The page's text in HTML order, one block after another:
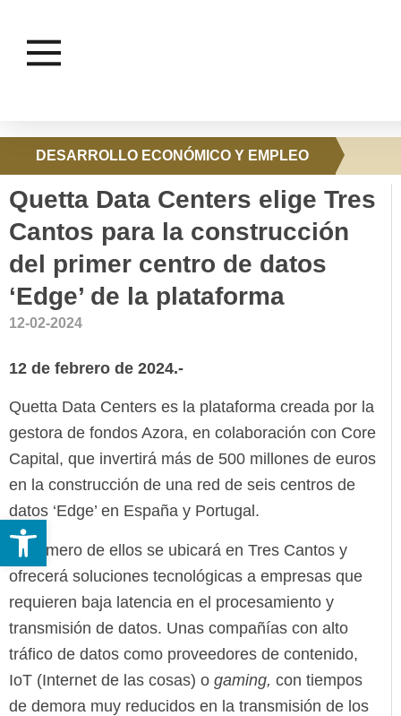
DESARROLLO ECONÓMICO Y EMPLEO
Quetta Data Centers elige Tres
Cantos para la construcción
del primer centro de datos
‘Edge’ de la plataforma
12-02-2024
12 de febrero de 2024.-
Quetta Data Centers es la plataforma creada por la
gestora de fondos Azora, en colaboración con Core
Capital, que invertirá más de 500 millones de euros
en la construcción de una red de seis centros de
datos ‘Edge’ en España y Portugal.
El primero de ellos se ubicará en Tres Cantos y
ofrecerá soluciones tecnológicas a empresas que
requieren baja latencia en el procesamiento y
transmisión de datos. Unas compañías con alto
tráfico de datos como proveedores de contenido,
IoT (Internet de las cosas) o gaming, con tiempos
de demora muy reducidos en la transmisión de los
Abrir barra de herramientas